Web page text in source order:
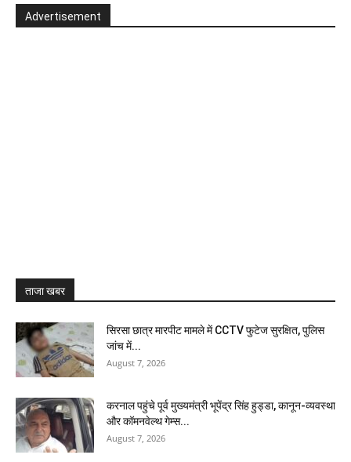
Advertisement
ताजा खबर
सिरसा छात्र मारपीट मामले में CCTV फुटेज सुरक्षित, पुलिस
जांच में...
August 7, 2026
करनाल पहुंचे पूर्व मुख्यमंत्री भूपेंद्र सिंह हुड्डा, कानून-व्यवस्था
और कॉमनवेल्थ गेम्स...
August 7, 2026